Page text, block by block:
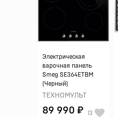
Электрическая
варочная панель
Smeg SE364ETBM
(Черный)
ТЕХНОМУЛЬТ
89 990 ₽ 13